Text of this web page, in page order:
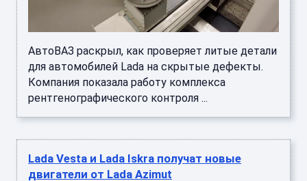
АвтоВАЗ раскрыл, как проверяет литые детали
для автомобилей Lada на скрытые дефекты.
Компания показала работу комплекса
рентгенографического контроля ...
Lada Vesta и Lada Iskra получат новые
двигатели от Lada Azimut